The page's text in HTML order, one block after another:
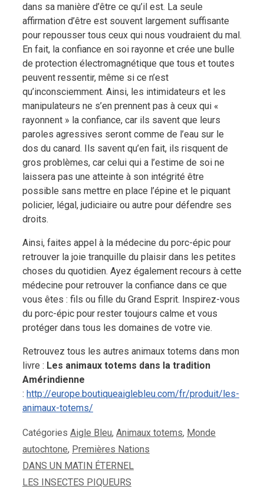
dans sa manière d’être ce qu’il est. La seule
affirmation d’être est souvent largement suffisante
pour repousser tous ceux qui nous voudraient du mal.
En fait, la confiance en soi rayonne et crée une bulle
de protection électromagnétique que tous et toutes
peuvent ressentir, même si ce n’est
qu’inconsciemment. Ainsi, les intimidateurs et les
manipulateurs ne s’en prennent pas à ceux qui «
rayonnent » la confiance, car ils savent que leurs
paroles agressives seront comme de l’eau sur le
dos du canard. Ils savent qu’en fait, ils risquent de
gros problèmes, car celui qui a l’estime de soi ne
laissera pas une atteinte à son intégrité être
possible sans mettre en place l’épine et le piquant
policier, légal, judiciaire ou autre pour défendre ses
droits.
Ainsi, faites appel à la médecine du porc-épic pour
retrouver la joie tranquille du plaisir dans les petites
choses du quotidien. Ayez également recours à cette
médecine pour retrouver la confiance dans ce que
vous êtes : fils ou fille du Grand Esprit. Inspirez-vous
du porc-épic pour rester toujours calme et vous
protéger dans tous les domaines de votre vie.
Retrouvez tous les autres animaux totems dans mon
livre : Les animaux totems dans la tradition
Amérindienne
: http://europe.boutiqueaiglebleu.com/fr/produit/les-
animaux-totems/
Catégories Aigle Bleu, Animaux totems, Monde
autochtone, Premières Nations
DANS UN MATIN ÉTERNEL
LES INSECTES PIQUEURS